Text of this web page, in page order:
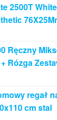
2500T
Ręczny
Rózga
regał
cm stal